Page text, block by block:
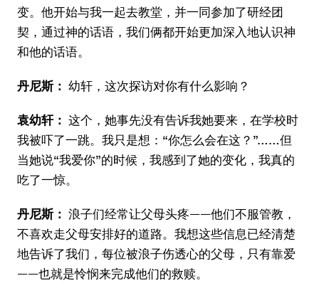
变。他开始与我一起去教堂，并一同参加了研经团
契，通过神的话语，我们俩都开始更加深入地认识神
和他的话语。
丹尼斯： 幼轩，这次探访对你有什么影响？
袁幼轩： 这个，她事先没有告诉我她要来，在学校时
我被吓了一跳。我只是想：“你怎么会在这？”……但
当她说“我爱你”的时候，我感到了她的变化，我真的
吃了一惊。
丹尼斯： 浪子们经常让父母头疼——他们不服管教，
不喜欢走父母安排好的道路。我想这些信息已经清楚
地告诉了我们，每位被浪子伤透心的父母，只有靠爱
——也就是怜悯来完成他们的救赎。